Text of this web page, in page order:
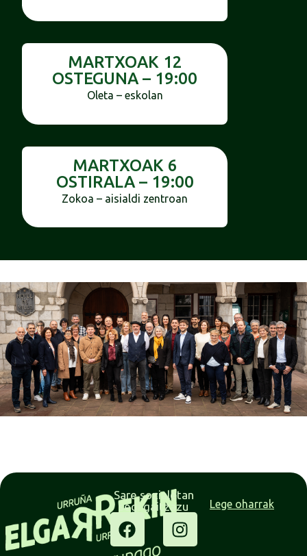
MARTXOAK 12
OSTEGUNA – 19:00
Oleta – eskolan
MARTXOAK 6
OSTIRALA – 19:00
Zokoa – aisialdi zentroan
Sare sozialetan
segi gaitzazu
Lege oharrak